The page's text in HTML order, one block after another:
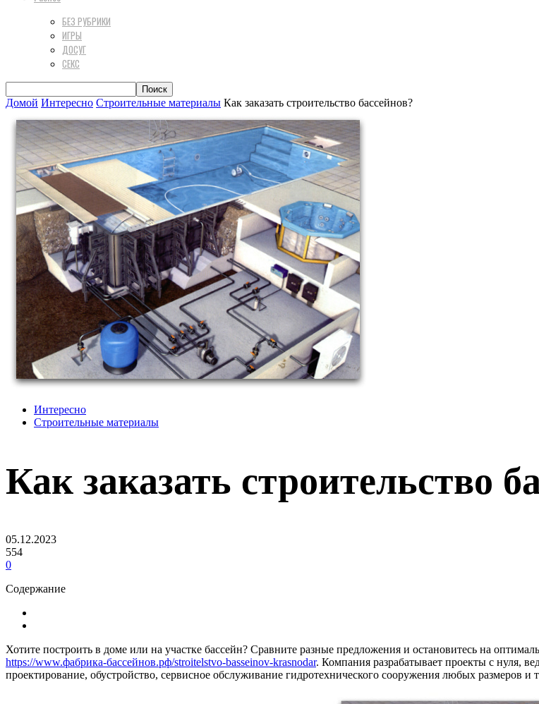
БЕЗ РУБРИКИ
ИГРЫ
ДОСУГ
СЕКС
Домой Интересно Строительные материалы Как заказать строительство бассейнов?
Интересно
Строительные материалы
Как заказать строительство
05.12.2023
554
0
Содержание
Хотите построить в доме или на участке бассейн? Сравните разные предложения и остановитесь на
https://www.фабрика-бассейнов.рф/stroitelstvo-basseinov-krasnodar. Компания разрабатывает проекты с нуля,
проектирование, обустройство, сервисное обслуживание гидротехнического сооружения любых размеров и